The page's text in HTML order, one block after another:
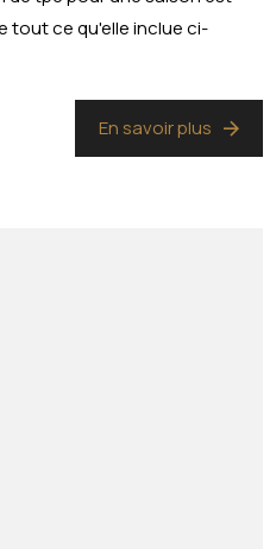
tout ce qu'elle inclue ci-
En savoir plus